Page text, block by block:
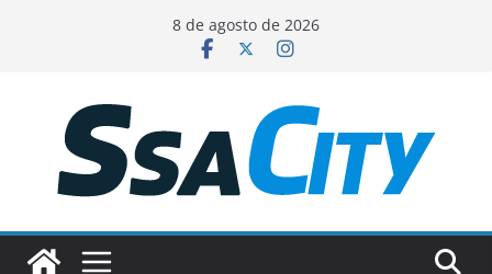
conteúdo
8 de agosto de 2026